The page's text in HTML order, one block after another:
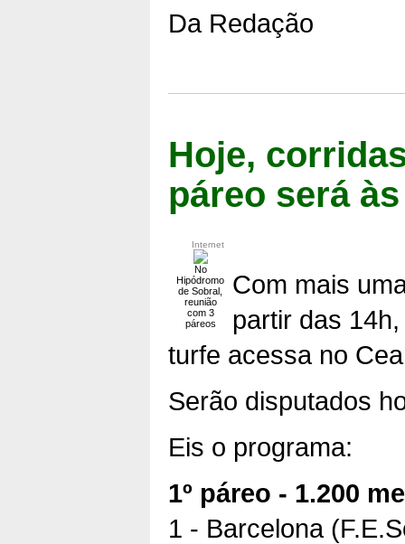
Da Redação
Hoje,
páreo será
Internet
No
Hipódromo
de Sobral,
reunião
com 3
páreos
Com mais
partir das
turfe acessa no
Serão disputados
Eis o programa:
1º páreo - 1.200
1 - Barcelona